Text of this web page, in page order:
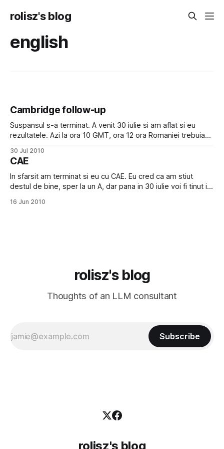
rolisz's blog
english
Cambridge follow-up
Suspansul s-a terminat. A venit 30 iulie si am aflat si eu
rezul­tatele. Azi la ora 10 GMT, ora 12 ora Romaniei trebuiau
Inainte nu era pus nimica. Apoi la ora 12 le pica serverul. X(.
Probabil toata lumea atunci
30 Jul 2010
CAE
In sfarsit am terminat si eu cu CAE. Eu cred ca am stiut
destul de bine, sper la un A, dar pana in 30 iulie voi fi tinut in
examinare. La Speaking, care a fost luni, nu ai
16 Jun 2010
rolisz's blog
Thoughts of an LLM consultant
Subscribe
rolisz's blog